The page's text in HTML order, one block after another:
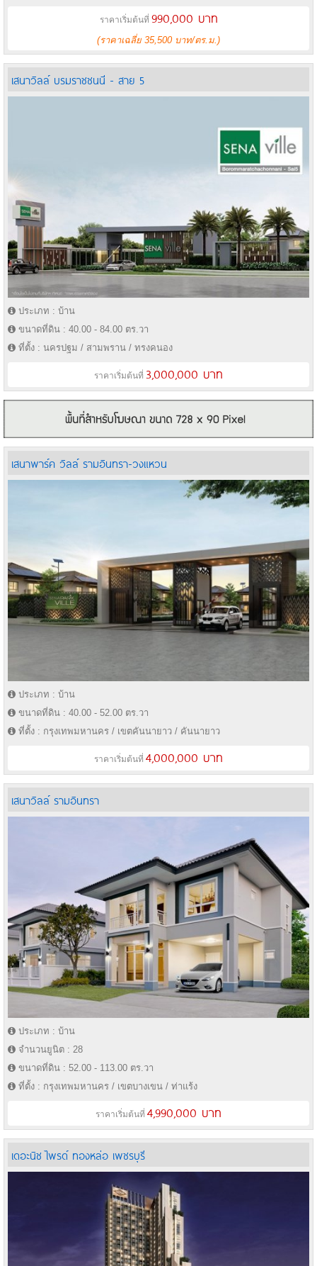
ราคาเริ่มต้นที่ 990,000 บาท
(ราคาเฉลี่ย 35,500 บาท/ตร.ม.)
เสนาวิลล์ บรมราชชนนี - สาย 5
ประเภท : บ้าน
ขนาดที่ดิน : 40.00 - 84.00 ตร.วา
ที่ตั้ง : นครปฐม / สามพราน / ทรงคนอง
ราคาเริ่มต้นที่ 3,000,000 บาท
เสนาพาร์ค วิลล์ รามอินทรา-วงแหวน
ประเภท : บ้าน
ขนาดที่ดิน : 40.00 - 52.00 ตร.วา
ที่ตั้ง : กรุงเทพมหานคร / เขตคันนายาว / คันนายาว
ราคาเริ่มต้นที่ 4,000,000 บาท
เสนาวิลล์ รามอินทรา
ประเภท : บ้าน
จำนวนยูนิต : 28
ขนาดที่ดิน : 52.00 - 113.00 ตร.วา
ที่ตั้ง : กรุงเทพมหานคร / เขตบางเขน / ท่าแร้ง
ราคาเริ่มต้นที่ 4,990,000 บาท
เดอะนิช ไพรด์ ทองหล่อ เพชรบุรี